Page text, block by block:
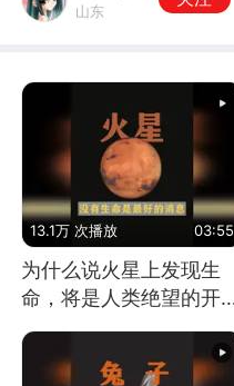
山东
13.1万 次播放 03:55
为什么说火星上发现生
命，将是人类绝望的开
始？